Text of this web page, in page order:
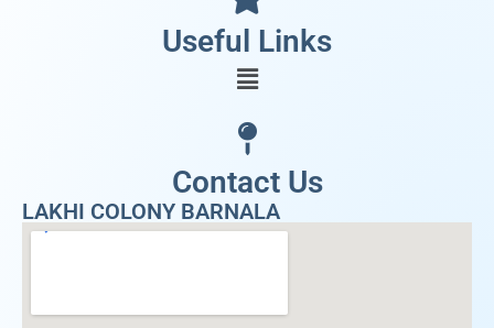
Useful Links
Contact Us
LAKHI COLONY BARNALA